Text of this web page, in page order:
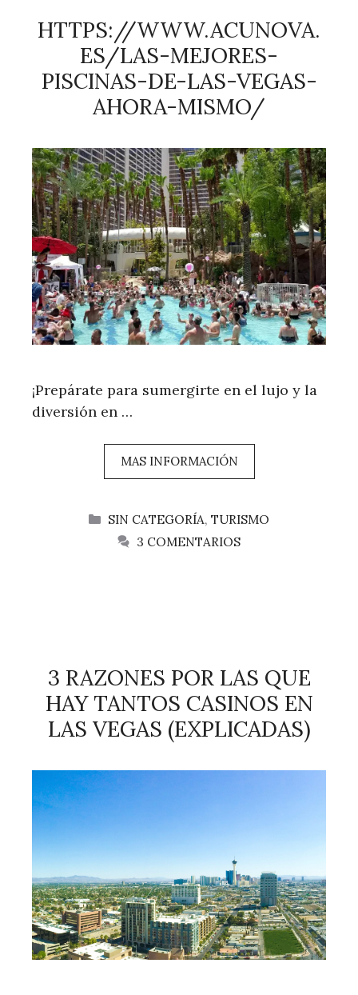
HTTPS://WWW.ACUNOVA.
ES/LAS-MEJORES-
PISCINAS-DE-LAS-VEGAS-
AHORA-MISMO/
¡Prepárate para sumergirte en el lujo y la
diversión en …
MAS INFORMACIÓN
CATEGORÍAS
SIN CATEGORÍA,TURISMO
3 COMENTARIOS
3 RAZONES POR LAS QUE
HAY TANTOS CASINOS EN
LAS VEGAS (EXPLICADAS)